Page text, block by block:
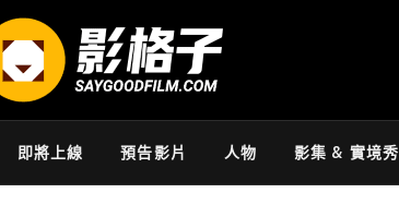
即將上線 預告影片 人物 影集 & 實境秀